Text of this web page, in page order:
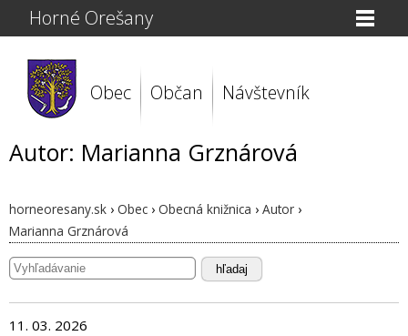
Horné Orešany
Obec Občan Návštevník
Autor: Marianna Grznárová
horneoresany.sk › Obec › Obecná knižnica › Autor ›
Marianna Grznárová
hľadaj
11. 03. 2026